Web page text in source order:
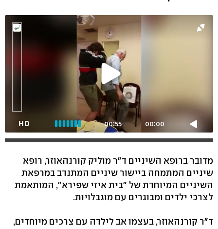
00:00
00:55
HD
מדובר ברופא השיניים ד"ר מוליק קורנהאוזר, רופא
שיניים המתמחה ביישור שיניים המתנדב במרפאת
השיניים המיוחדת של "בית איזי שפירא", המותאמת
לצרכי ילדים ומבוגרים עם מוגבלויות.
ד"ר קורנהאוזר, בעצמו אב לילדה עם צרכים מיוחדים,